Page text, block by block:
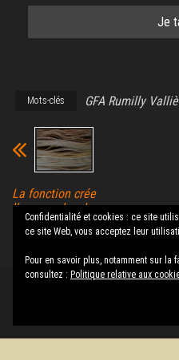
Mots-clés GFA Rumilly
La fonction crée
l’organe chez les
ministres
Confidentialité et cookies : ce site
ce site Web, vous acceptez leur
Pour en savoir plus, notamment sur la
consultez : Politique relative aux